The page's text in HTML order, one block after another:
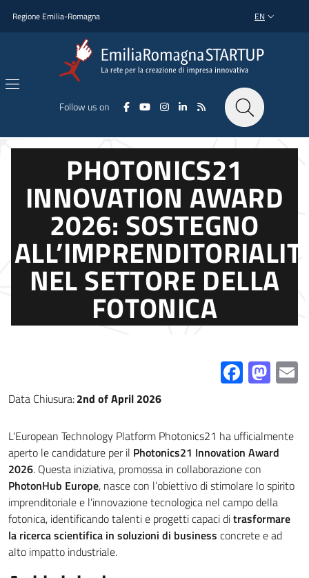
Regione Emilia-Romagna LANGUAGE
EN
Follow us on
PHOTONICS21
INNOVATION AWARD
2026: SOSTEGNO
NEL SETTORE DELLA
FOTONICA
Data Chiusura:2nd of April 2026
L'European Technology Platform Photonics21 ha ufficialmente
aperto le candidature per il Photonics21 Innovation Award
2026. Questa iniziativa, promossa in collaborazione con
PhotonHub Europe, nasce con l’obiettivo di stimolare lo spirito
imprenditoriale e l’innovazione tecnologica nel campo della
fotonica, identificando talenti e progetti capaci ditrasformare
la ricerca scientifica in soluzioni di business concrete e ad
alto impatto industriale.